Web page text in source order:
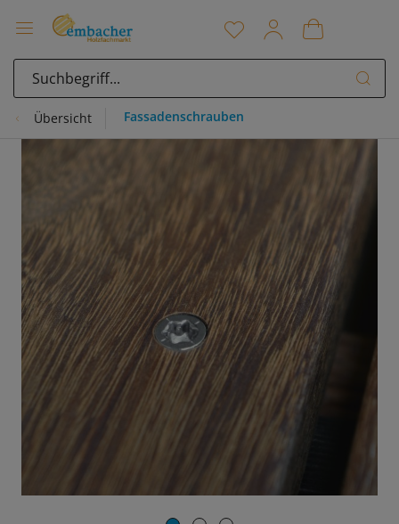
Übersicht Fassadenschrauben